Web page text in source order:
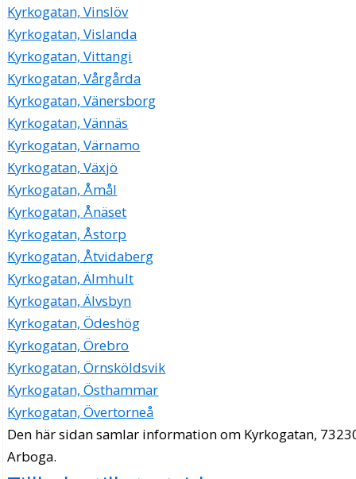
Kyrkogatan, Vinslöv
Kyrkogatan, Vislanda
Kyrkogatan, Vittangi
Kyrkogatan, Vårgårda
Kyrkogatan, Vänersborg
Kyrkogatan, Vännäs
Kyrkogatan, Värnamo
Kyrkogatan, Växjö
Kyrkogatan, Åmål
Kyrkogatan, Ånäset
Kyrkogatan, Åstorp
Kyrkogatan, Åtvidaberg
Kyrkogatan, Älmhult
Kyrkogatan, Älvsbyn
Kyrkogatan, Ödeshög
Kyrkogatan, Örebro
Kyrkogatan, Örnsköldsvik
Kyrkogatan, Östhammar
Kyrkogatan, Övertorneå
Den här sidan samlar information om Kyrkogatan,
Arboga.